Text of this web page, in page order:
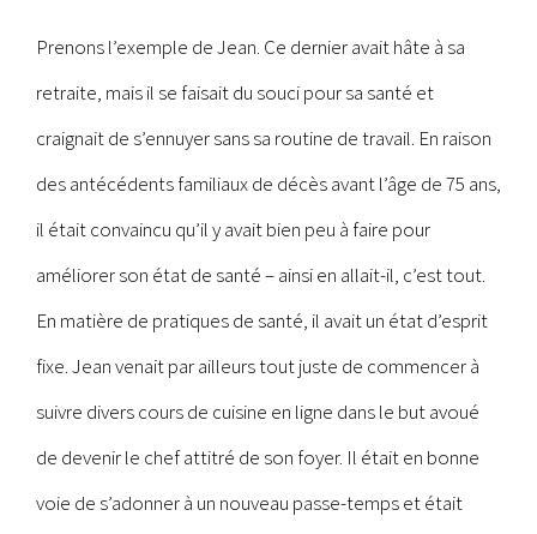
Prenons l’exemple de Jean. Ce dernier avait hâte à sa
retraite, mais il se faisait du souci pour sa santé et
craignait de s’ennuyer sans sa routine de travail. En raison
des antécédents familiaux de décès avant l’âge de 75 ans,
il était convaincu qu’il y avait bien peu à faire pour
améliorer son état de santé – ainsi en allait-il, c’est tout.
En matière de pratiques de santé, il avait un état d’esprit
fixe. Jean venait par ailleurs tout juste de commencer à
suivre divers cours de cuisine en ligne dans le but avoué
de devenir le chef attitré de son foyer. Il était en bonne
voie de s’adonner à un nouveau passe-temps et était